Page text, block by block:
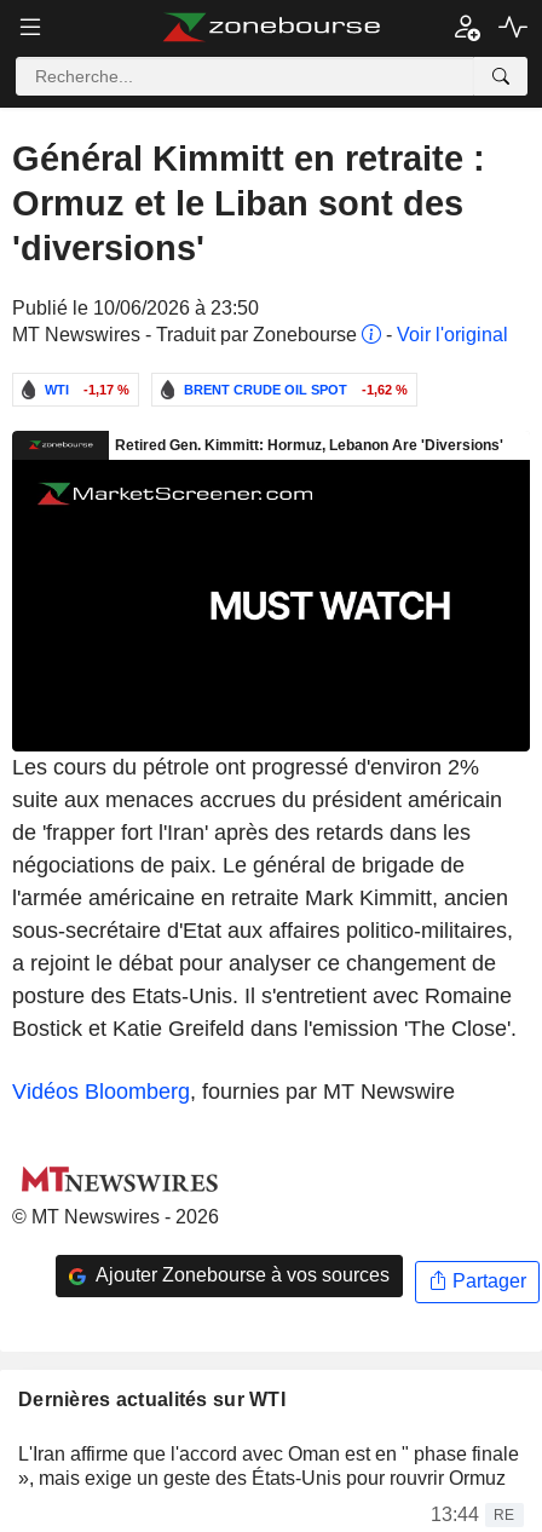
Général Kimmitt en retraite :
Ormuz et le Liban sont des
'diversions'
Publié le 10/06/2026 à 23:50
MT Newswires - Traduit par Zonebourse
- Voir l'original
WTI -1,17 % BRENT CRUDE OIL SPOT -1,62 %
Les cours du pétrole ont progressé d'environ 2%
suite aux menaces accrues du président américain
de 'frapper fort l'Iran' après des retards dans les
négociations de paix. Le général de brigade de
l'armée américaine en retraite Mark Kimmitt, ancien
sous-secrétaire d'Etat aux affaires politico-militaires,
a rejoint le débat pour analyser ce changement de
posture des Etats-Unis. Il s'entretient avec Romaine
Bostick et Katie Greifeld dans l'emission 'The Close'.
Vidéos Bloomberg, fournies par MT Newswire
© MT Newswires - 2026
Ajouter Zonebourse à vos sources Partager
Dernières actualités sur WTI
L'Iran affirme que l'accord avec Oman est en " phase finale
», mais exige un geste des États-Unis pour rouvrir Ormuz
13:44
RE